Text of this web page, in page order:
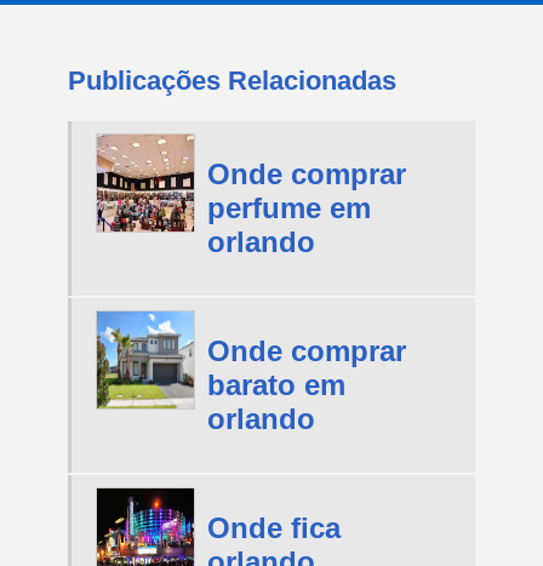
Publicações Relacionadas
Onde comprar
perfume em
orlando
Onde comprar
barato em
orlando
Onde fica